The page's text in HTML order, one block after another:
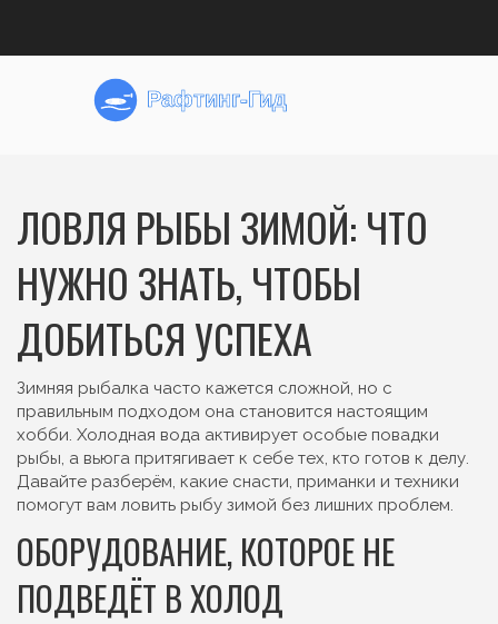
ЛОВЛЯ РЫБЫ ЗИМОЙ: ЧТО
НУЖНО ЗНАТЬ, ЧТОБЫ
ДОБИТЬСЯ УСПЕХА
Зимняя рыбалка часто кажется сложной, но с
правильным подходом она становится настоящим
хобби. Холодная вода активирует особые повадки
рыбы, а вьюга притягивает к себе тех, кто готов к делу.
Давайте разберём, какие снасти, приманки и техники
помогут вам ловить рыбу зимой без лишних проблем.
ОБОРУДОВАНИЕ, КОТОРОЕ НЕ
ПОДВЕДЁТ В ХОЛОД